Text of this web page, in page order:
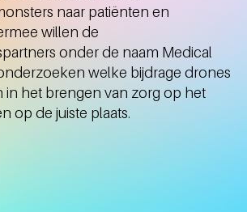
naar patiënten en
willen de
onder de naam Medical
welke bijdrage drones
in het brengen van zorg op het
op de juiste plaats.